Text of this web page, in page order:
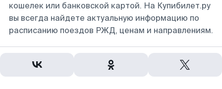
кошелек или банковской картой. На Купибилет.ру
вы всегда найдете актуальную информацию по
расписанию поездов РЖД, ценам и направлениям.